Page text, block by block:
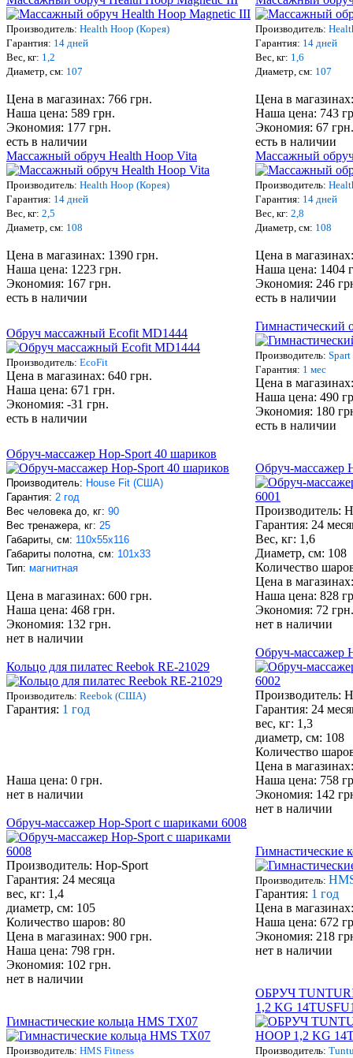
Производитель: Health Hoop (Корея)
Гарантия: 14 дней
Вес, кг: 1,2
Диаметр, см: 107
Цена в магазинах: 766 грн.
Наша цена: 589 грн.
Экономия: 177 грн.
есть в наличии
Производитель:
Гарантия: 14 дней
Вес, кг: 1,6
Диаметр, см: 107
Цена в
Наша цена: 743
Экономия: 67 грн.
есть в наличии
Массажный обруч Health Hoop Vita
Производитель: Health Hoop (Корея)
Гарантия: 14 дней
Вес, кг: 2,5
Диаметр, см: 108
Цена в магазинах: 1390 грн.
Наша цена: 1223 грн.
Экономия: 167 грн.
есть в наличии
Массажный
Производитель:
Гарантия: 14 дней
Вес, кг: 2,8
Диаметр, см: 108
Цена в
Наша цена: 1404
Экономия: 246
есть в наличии
Обруч массажный Ecofit MD1444
Производитель: EcoFit
Цена в магазинах: 640 грн.
Наша цена: 671 грн.
Экономия: -31 грн.
есть в наличии
Гимнастический
Производитель: Spart
Гарантия: 1 мес
Цена в
Наша цена: 490
Экономия: 180
есть в наличии
Обруч-массажер Hop-Sport 40 шариков
Производитель: House Fit (США)
Гарантия: 2 год
Вес человека до, кг: 90
Вес тренажера, кг: 25
Габариты, см: 110х55x116
Габариты полотна, см: 101х33
Тип: магнитная
Цена в магазинах: 600 грн.
Наша цена: 468 грн.
Экономия: 132 грн.
нет в наличии
Обруч-массажер
Производитель:
Гарантия: 24
Вес, кг: 1,6
Диаметр, см: 108
Количество
Цена в
Наша цена: 828
Экономия: 72 грн.
нет в наличии
Кольцо для пилатес Reebok RE-21029
Производитель: Reebok (США)
Гарантия: 1 год
Наша цена: 0 грн.
нет в наличии
Обруч-массажер
Производитель:
Гарантия: 24
вес, кг: 1,3
диаметр, см: 108
Количество
Цена в
Наша цена: 758
Экономия: 142
нет в наличии
Обруч-массажер Hop-Sport с шариками 6008
Производитель: Hop-Sport
Гарантия: 24 месяца
вес, кг: 1,4
диаметр, см: 105
Количество шаров: 80
Цена в магазинах: 900 грн.
Наша цена: 798 грн.
Экономия: 102 грн.
нет в наличии
Гимнастические
Производитель:
Гарантия: 1 год
Цена в
Наша цена: 672
Экономия: 218
нет в наличии
Гимнастические кольца HMS TX07
Производитель: HMS Fitness
ОБРУЧ
1,2 KG
Производитель: